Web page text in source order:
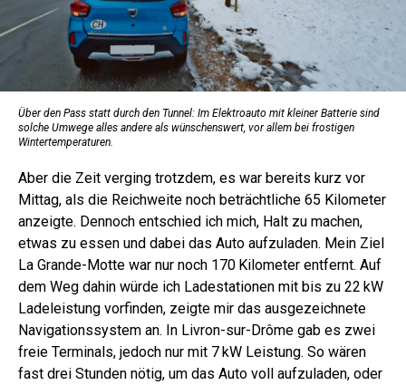
Über den Pass statt durch den Tunnel: Im Elektroauto mit kleiner Batterie sind
solche Umwege alles andere als wünschenswert, vor allem bei frostigen
Wintertemperaturen.
Aber die Zeit verging trotzdem, es war bereits kurz vor
Mittag, als die Reichweite noch beträchtliche 65 Kilometer
anzeigte. Dennoch entschied ich mich, Halt zu machen,
etwas zu essen und dabei das Auto aufzuladen. Mein Ziel
La Grande-­Motte war nur noch 170 Kilometer entfernt. Auf
dem Weg dahin würde ich Ladestationen mit bis zu 22 kW
Ladeleistung vorfinden, zeigte mir das ausgezeichnete
Navigationssystem an. In Livron-sur-Drôme gab es zwei
freie Terminals, jedoch nur mit 7 kW Leistung. So wären
fast drei Stunden nötig, um das Auto voll aufzuladen, oder